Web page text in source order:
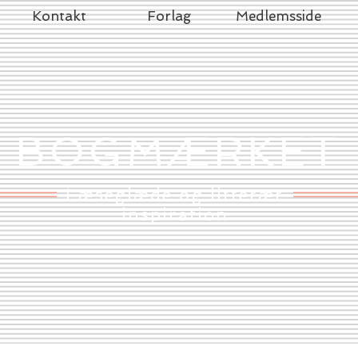
BOGMÆRKET
Læseglæde og litterær
inspiration
Kontakt Forlag Medlemsside